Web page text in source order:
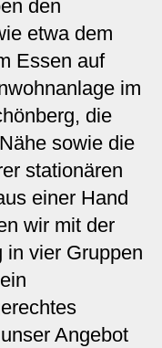
den
etwa dem
Essen auf
im
die
sowie die
stationären
einer Hand
wir mit der
in vier Gruppen
Angebot